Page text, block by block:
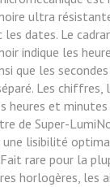
ultra
les dates. Le
indique les
que les
Les chiffres,
heures et
de Super-
une lisibilité
Fait rare pour la
horlogères, les